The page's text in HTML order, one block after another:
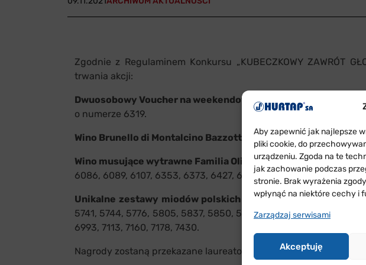
Aby zapewnić jak najlepsze
pliki cookie, do
urządzeniu. Zgoda na te
jak zachowanie podczas
stronie. Brak wyrażenia
wpłynąć na niektóre cechy i
Zarządzaj serwisami
Akceptuję
Zgodnie z Regulaminem Konkursu „KUBECZKOWY ZAWRÓT
trwania akcji:
Dwuosobowy Voucher na weekendowy pobyt w Hotelu
o numerze 6319.
Wino Brunello di Montalcino Bazzotti Riserva 2011, Włochy–
Wino musujące wytrawne Familia Oliveda Cava, Hiszpania–
6086, 6089, 6107, 6353, 6373, 6427, 6513, 6520, 6532, 6569,
Unikalne zestawy miodów polskich – właściele kubeczków o
5741, 5744, 5776, 5805, 5837, 5850, 5858, 5883, 5887, 5892,
6993, 7113, 7160, 7178, 7430.
Nagrody zostaną przekazane laureatom za pośrednictwem